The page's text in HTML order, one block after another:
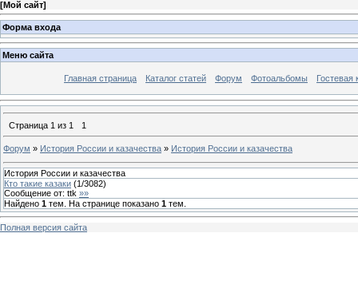
[Мой сайт]
Форма входа
Меню сайта
Главная страница Каталог статей Форум Фотоальбомы Гостевая
Страница 1 из 1 1
Форум » История России и казачества » История России и казачества
История России и казачества
Кто такие казаки (1/3082)
Сообщение от: ttk »»
Найдено 1 тем. На странице показано 1 тем.
Полная версия сайта